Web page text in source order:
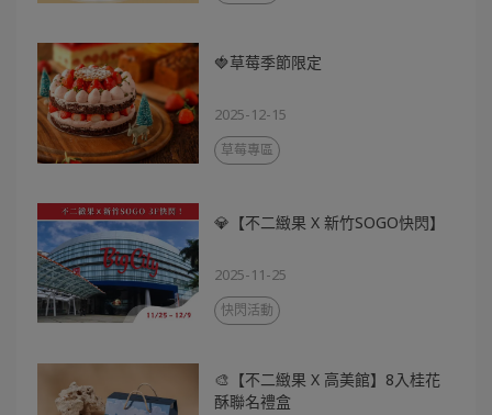
🍓草莓季節限定
2025-12-15
草莓專區
💎【不二緻果 X 新竹SOGO快閃】
2025-11-25
快閃活動
🎨【不二緻果 X 高美館】8入桂花
酥聯名禮盒